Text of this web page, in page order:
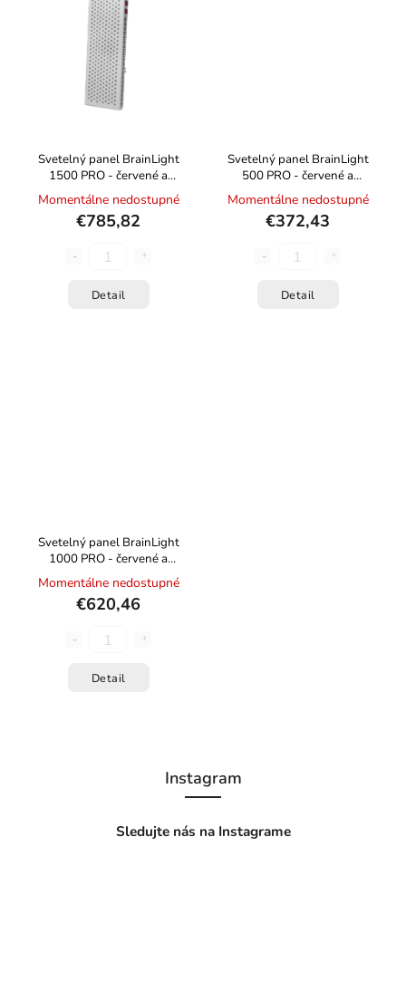
Svetelný panel BrainLight
1500 PRO - červené a
infračervené svetlo pre
celotelovú terapiu
Momentálne nedostupné
€785,82
Detail
Svetelný panel BrainLight
500 PRO - červené a
infračervené svetlo pre
celotelovú terapiu
Momentálne nedostupné
€372,43
Detail
Svetelný panel BrainLight
1000 PRO - červené a
infračervené svetlo pre
celotelovú terapiu
Momentálne nedostupné
€620,46
Detail
Instagram
Sledujte nás na Instagrame